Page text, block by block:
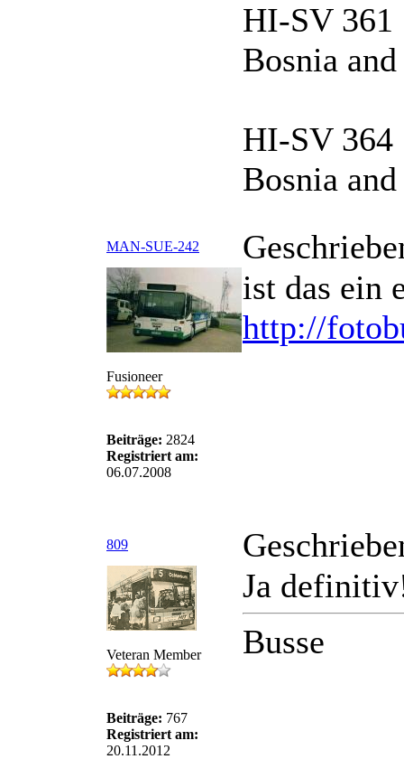
HI-SV 361
Bosnia
HI-SV 364
Bosnia
MAN-SUE-242
Fusioneer
Beiträge: 2824
Registriert am:
06.07.2008
ist das ein
http://
809
Veteran Member
Beiträge: 767
Registriert am:
20.11.2012
Ja
Busse